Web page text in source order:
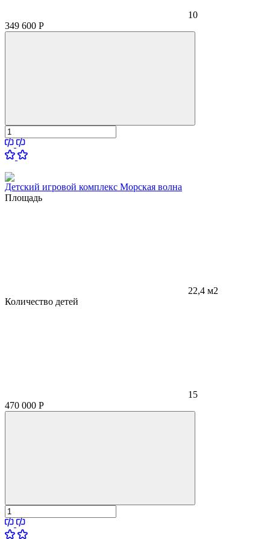
10
349 600 Р
Детский игровой комплекс Морская волна
Площадь
22,4 м2
Количество детей
15
470 000 Р